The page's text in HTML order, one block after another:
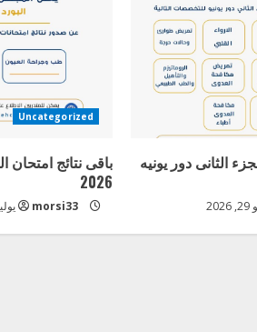
الثانى دور يونيه
Uncategorized
باقى نتائج امتحان
2026
morsi33 يوليو 9,